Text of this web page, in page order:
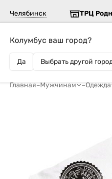
Челябинск
Колумбус ваш город?
Да Выбрать другой
ТРЦ
Главная–Мужчинам –Одежда